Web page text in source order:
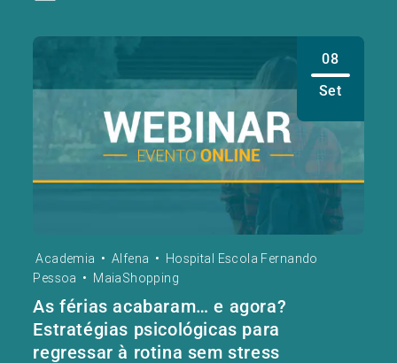
08
Set
Academia • Alfena • Hospital Escola Fernando
Pessoa • MaiaShopping
As férias acabaram… e agora?
Estratégias psicológicas para
regressar à rotina sem stress